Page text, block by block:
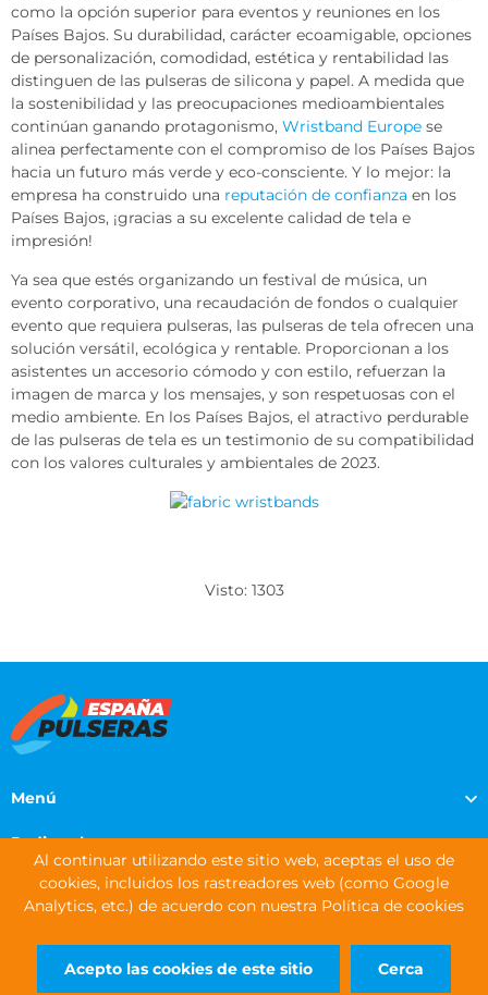
como la opción superior para eventos y reuniones en los
Países Bajos. Su durabilidad, carácter ecoamigable, opciones
de personalización, comodidad, estética y rentabilidad las
distinguen de las pulseras de silicona y papel. A medida que
la sostenibilidad y las preocupaciones medioambientales
continúan ganando protagonismo, Wristband Europe se
alinea perfectamente con el compromiso de los Países Bajos
hacia un futuro más verde y eco-consciente. Y lo mejor: la
empresa ha construido una reputación de confianza en los
Países Bajos, ¡gracias a su excelente calidad de tela e
impresión!
Ya sea que estés organizando un festival de música, un
evento corporativo, una recaudación de fondos o cualquier
evento que requiera pulseras, las pulseras de tela ofrecen una
solución versátil, ecológica y rentable. Proporcionan a los
asistentes un accesorio cómodo y con estilo, refuerzan la
imagen de marca y los mensajes, y son respetuosas con el
medio ambiente. En los Países Bajos, el atractivo perdurable
de las pulseras de tela es un testimonio de su compatibilidad
con los valores culturales y ambientales de 2023.
Visto: 1303
Menú
Pedir pulseras
Información de contacto
DERECHOS DE AUTOR © 2026 WRISTBANDS EUROPE LTD
Al continuar utilizando este sitio web, aceptas el uso de
cookies, incluidos los rastreadores web (como Google
Analytics, etc.) de acuerdo con nuestra Política de cookies
Acepto las cookies de este sitio Cerca